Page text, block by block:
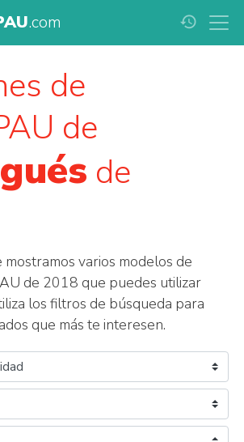
.com history
de
de
de
varios modelos de
de 2018 que puedes utilizar
los filtros de búsqueda para
que más te interesen.